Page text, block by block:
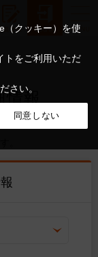
（クッキー）を使
トをご利用いただ
さい。
同意しない
報